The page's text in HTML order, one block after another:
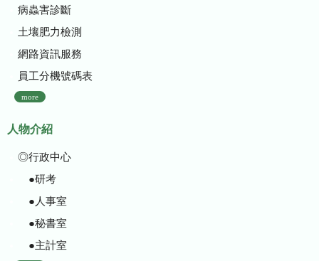
病蟲害診斷
土壤肥力檢測
網路資訊服務
員工分機號碼表
more
人物介紹
◎行政中心
●研考
●人事室
●秘書室
●主計室